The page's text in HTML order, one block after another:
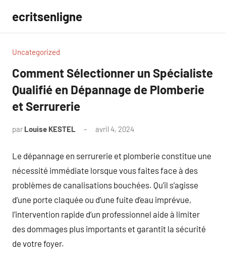
contenu
ecritsenligne
Uncategorized
Comment Sélectionner un Spécialiste
Qualifié en Dépannage de Plomberie
et Serrurerie
par Louise KESTEL avril 4, 2024
Le dépannage en serrurerie et plomberie constitue une
nécessité immédiate lorsque vous faites face à des
problèmes de canalisations bouchées. Qu’il s’agisse
d’une porte claquée ou d’une fuite d’eau imprévue,
l’intervention rapide d’un professionnel aide à limiter
des dommages plus importants et garantit la sécurité
de votre foyer.